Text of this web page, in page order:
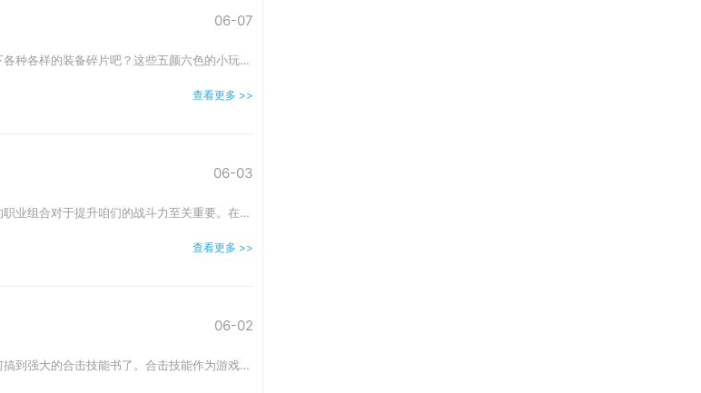
06-07
各位兄弟们在玛法大陆冒险时，背包里总会攒下各种各样的装备碎片吧？这些五颜六色的小玩意儿可都是提升咱们战斗力的宝贝呢！装备碎片主要能通过打怪、参加活动和完成任务获得
查看更多 >>
06-03
哥哥姐姐们在合击传奇的后期阶段，选择合适的职业组合对于提升咱们的战斗力至关重要。在众多搭配中，战战组合以其强大的生存能力和高爆发伤害成为不少朋友的首选。这个组合的
查看更多 >>
06-02
各位兄弟在拥有了自己的英雄最关心的就是如何搞到强大的合击技能书了。合击技能作为游戏中爆发力顶尖的技能之一，必须要有对应的技能书才能学到手，所以找到这些技能书的途径